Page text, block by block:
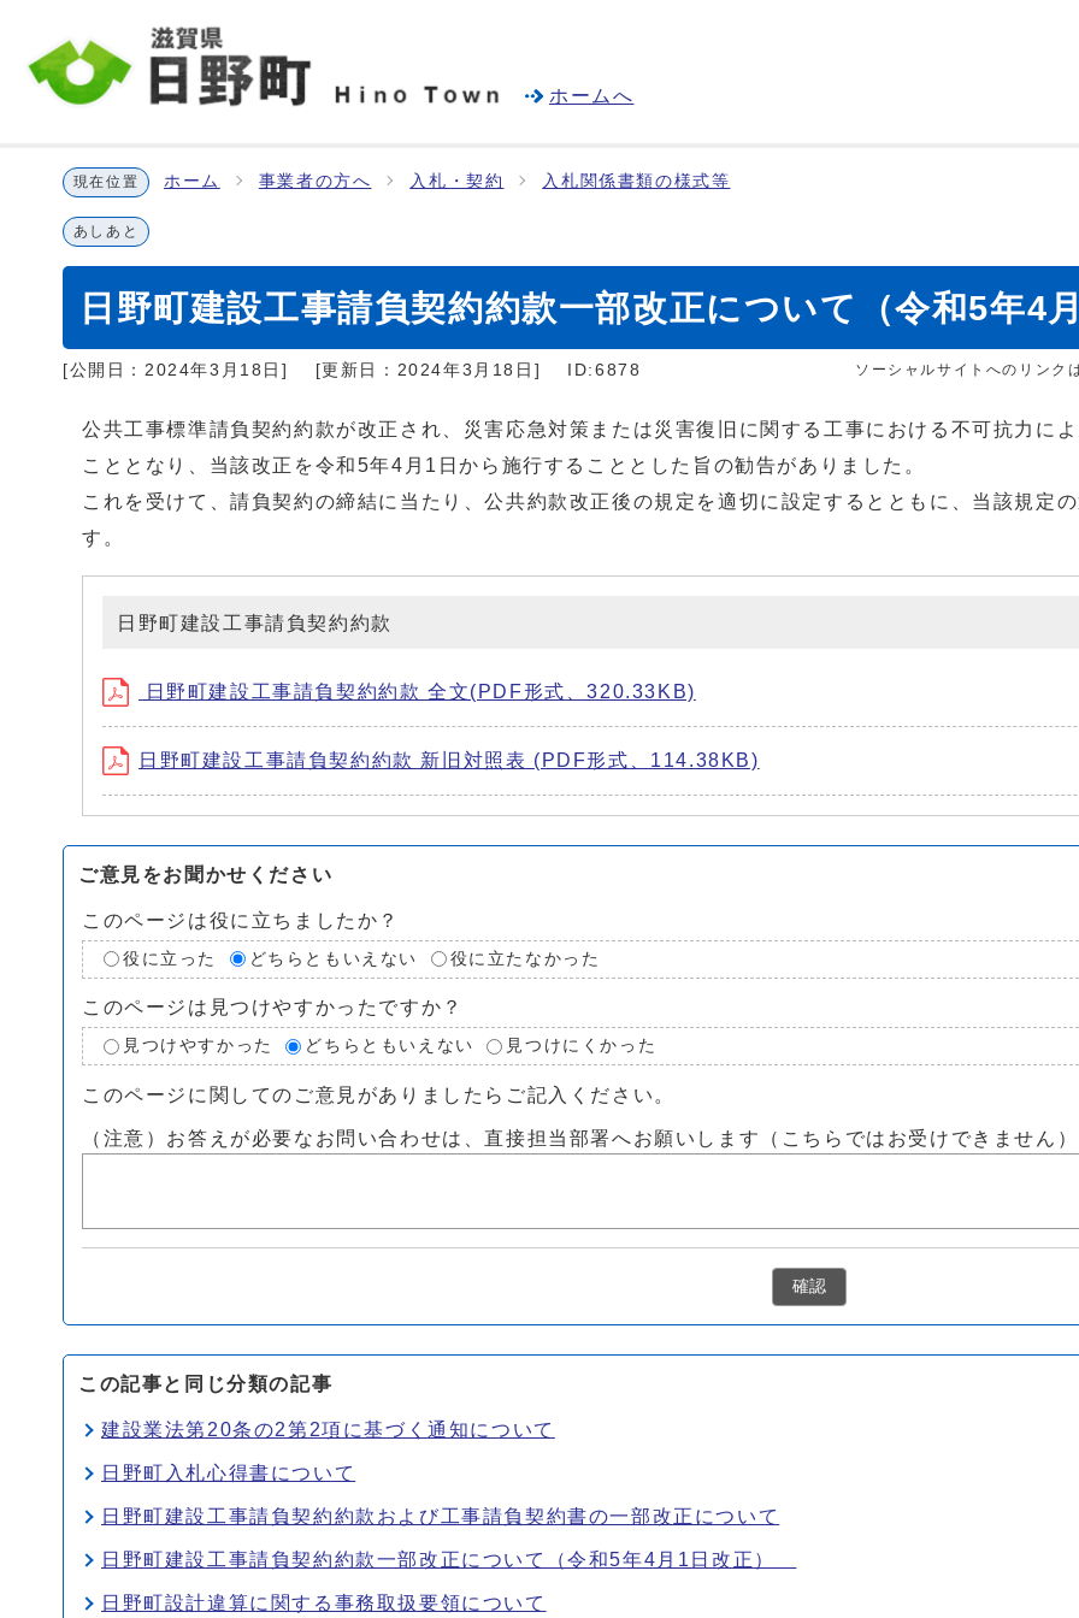
ホームへ
現在位置 ホーム 事業者の方へ 入札・契約 入札関係書類の様式等
あしあと
日野町建設工事請負契約約款一部改正について（令和5年
[公開日： 2024年3月18日 ] [更新日： 2024年3月18日 ] ID:6878 ソーシャルサイトへのリンク
公共工事標準請負契約約款が改正され、災害応急対策または災害復旧に関する工事における不可抗力に
こととなり、当該改正を令和5年4月1日から施行することとした旨の勧告がありました。
これを受けて、請負契約の締結に当たり、公共約款改正後の規定を適切に設定するとともに、当該規定
す。
日野町建設工事請負契約約款
日野町建設工事請負契約約款 全文(PDF形式、320.33KB)
日野町建設工事請負契約約款 新旧対照表 (PDF形式、114.38KB)
ご意見をお聞かせください
このページは役に立ちましたか？
役に立った どちらともいえない 役に立たなかった
このページは見つけやすかったですか？
見つけやすかった どちらともいえない 見つけにくかった
このページに関してのご意見がありましたらご記入ください。
（注意）お答えが必要なお問い合わせは、直接担当部署へお願いします（こちらではお受けできません
確認
この記事と同じ分類の記事
建設業法第20条の2第2項に基づく通知について
日野町入札心得書について
日野町建設工事請負契約約款および工事請負契約書の一部改正について
日野町建設工事請負契約約款一部改正について（令和5年4月1日改正）
日野町設計違算に関する事務取扱要領について